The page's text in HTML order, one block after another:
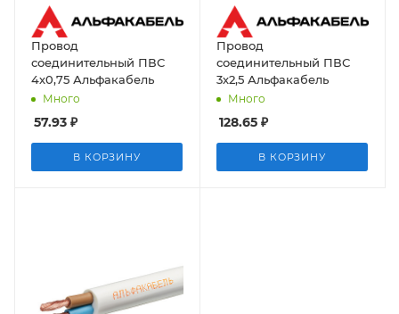
Провод
соединительный ПВС
4х0,75 Альфакабель
Много
57.93 ₽
В КОРЗИНУ
Провод
соединительный ПВС
3х2,5 Альфакабель
Много
128.65 ₽
В КОРЗИНУ